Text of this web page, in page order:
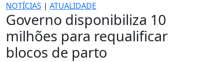
NOTÍCIAS | ATUALIDADE
Governo disponibiliza 10
milhões para requalificar
blocos de parto